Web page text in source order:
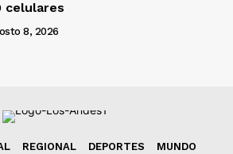
celulares
8, 2026
REGIONAL DEPORTES
MUNDO